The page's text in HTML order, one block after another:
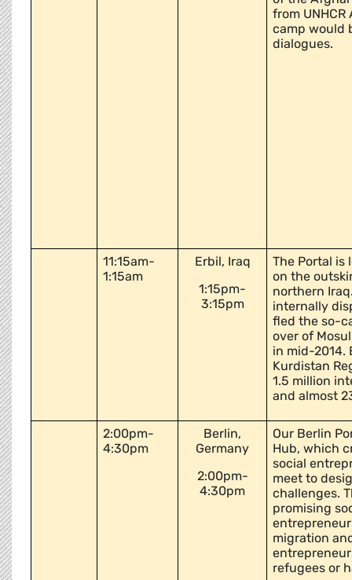
from UNHCR
camp would
dialogues.
11:15am-
1:15am
Erbil, Iraq
1:15pm-
3:15pm
The Portal is
on the
northern
internally
fled the so-
over of
in mid-2014.
Kurdistan
1.5 million
and almost
2:00pm-
4:30pm
Berlin,
Germany
2:00pm-
4:30pm
Our Berlin
Hub, which
social
meet to
challenges.
promising
migration
refugees or